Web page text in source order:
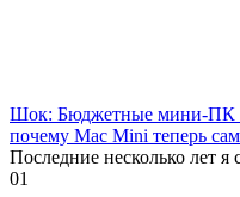
Шок: Бюджетные мини-ПК
почему Mac Mini теперь
Последние несколько лет я
01